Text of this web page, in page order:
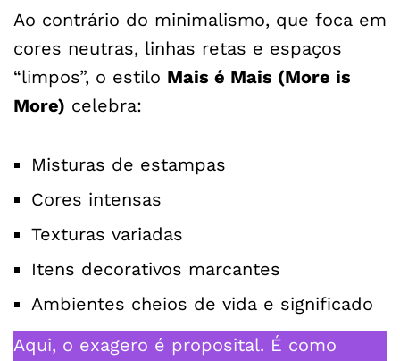
Ao contrário do minimalismo, que foca em
cores neutras, linhas retas e espaços
“limpos”, o estilo Mais é Mais (More is
More) celebra:
Misturas de estampas
Cores intensas
Texturas variadas
Itens decorativos marcantes
Ambientes cheios de vida e significado
Aqui, o exagero é proposital. É como